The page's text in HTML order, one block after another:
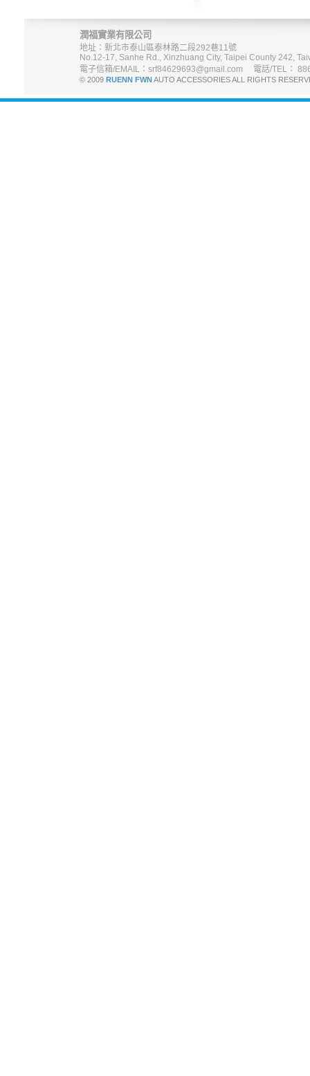
潤福實業有限公司
地址：新北市泰山區泰林路二段292巷11號
No.12-17, Sanhe Rd., Xinzhuang City, Taipei County 242,
電子信箱/EMAIL：srf84629693@gmail.com 電話/TEL：
© 2009 RUENN FWNAUTO ACCESSORIES ALL RIGHTS